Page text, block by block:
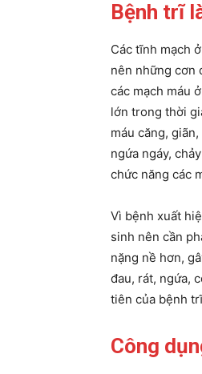
Bệnh trĩ
Các tĩnh mạch
nên những cơn
các mạch máu
lớn trong thời
máu căng,
ngứa ngáy,
chức năng các
Vì bệnh xuất
sinh nên cần
nặng nề hơn,
đau, rát, ngứa,
tiên của bệnh
Công